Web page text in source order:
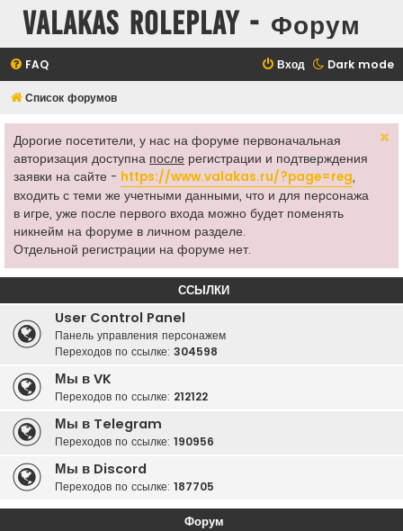
Valakas Roleplay - Форум
Dark mode
FAQ Вход
Список форумов
Дорогие посетители, у нас на форуме первоначальная
авторизация доступна после регистрации и подтверждения
заявки на сайте - https://www.valakas.ru/?page=reg,
входить с теми же учетными данными, что и для персонажа
в игре, уже после первого входа можно будет поменять
никнейм на форуме в личном разделе.
Отдельной регистрации на форуме нет.
ССЫЛКИ
User Control Panel
Панель управления персонажем
Переходов по ссылке: 304598
Мы в VK
Переходов по ссылке: 212122
Мы в Telegram
Переходов по ссылке: 190956
Мы в Discord
Переходов по ссылке: 187705
Форум